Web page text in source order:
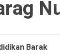
Barak